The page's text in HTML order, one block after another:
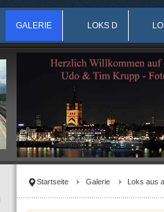
GALERIE LOKS D
Startseite Galerie Loks aus